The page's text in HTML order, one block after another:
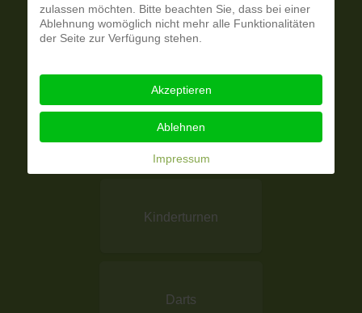
Aerobic
Kinderturnen
Darts
zulassen möchten. Bitte beachten Sie, dass bei einer
Ablehnung womöglich nicht mehr alle Funktionalitäten
der Seite zur Verfügung stehen.
Akzeptieren
Ablehnen
Impressum